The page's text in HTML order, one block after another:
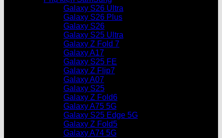
Galaxy S26 Ultra
Galaxy S26 Plus
Galaxy S26
Galaxy S25 Ultra
Galaxy Z Fold 7
Galaxy A17
Galaxy S25 FE
Galaxy Z Flip7
Galaxy A07
Galaxy S25
Galaxy Z Fold6
Galaxy A75 5G
Galaxy S25 Edge 5G
Galaxy Z Fold5
Galaxy A74 5G